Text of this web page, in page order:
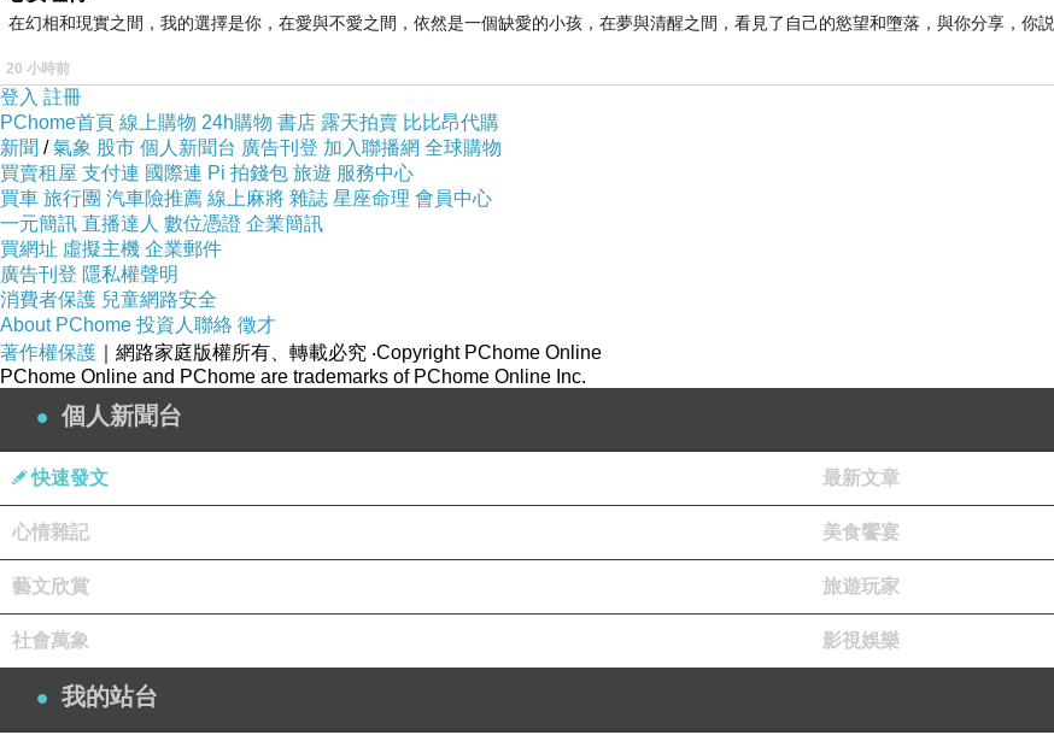
在幻相和現實之間，我的選擇是你，在愛與不愛之間，依然是一個缺愛的小孩，在夢與清醒之間，看見了自己的慾望和墮落，與你分享，你説
20 小時前
登入 註冊
PChome首頁 線上購物 24h購物 書店 露天拍賣 比比昂代購
新聞 /氣象 股市 個人新聞台 廣告刊登 加入聯播網 全球購物
買賣租屋 支付連 國際連 Pi 拍錢包 旅遊 服務中心
買車 旅行團 汽車險推薦 線上麻將 雜誌 星座命理 會員中心
一元簡訊 直播達人 數位憑證 企業簡訊
買網址 虛擬主機 企業郵件
廣告刊登 隱私權聲明
消費者保護 兒童網路安全
About PChome 投資人聯絡 徵才
著作權保護 ｜網路家庭版權所有、轉載必究 ‧Copyright PChome Online
PChome Online and PChome are trademarks of PChome Online Inc.
個人新聞台
快速發文 最新文章
心情雜記 美食饗宴
藝文欣賞 旅遊玩家
社會萬象 影視娛樂
我的站台